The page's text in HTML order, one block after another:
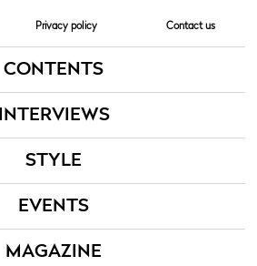
Privacy policy Contact us
CONTENTS
INTERVIEWS
STYLE
EVENTS
MAGAZINE